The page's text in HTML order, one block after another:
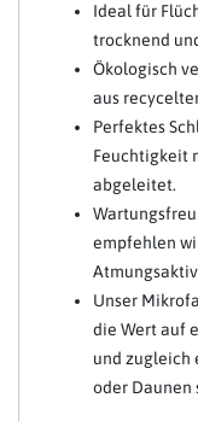
Ideal für
trocknend
Ökologisch
aus
Perfektes
Feuchtigkeit
abgeleitet.
empfehlen
Unser
die Wert auf
und zugleich
oder Daunen